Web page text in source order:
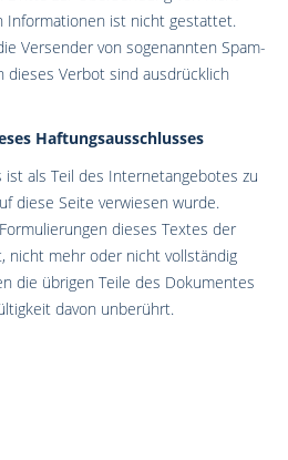
Informationen ist nicht gestattet.
Versender von sogenannten Spam-
dieses Verbot sind ausdrücklich
Haftungsausschlusses
als Teil des Internetangebotes zu
diese Seite verwiesen wurde.
dieses Textes der
nicht mehr oder nicht vollständig
die übrigen Teile des Dokumentes
davon unberührt.